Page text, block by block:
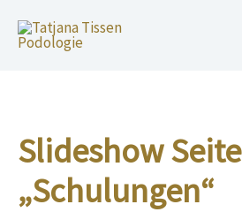
Inhalt
Slideshow Seite
„Schulungen“